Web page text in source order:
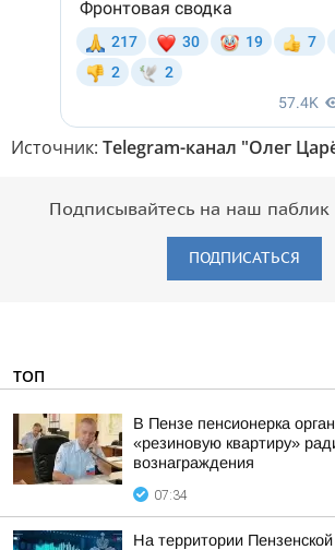
Источник: Telegram-канал "Олег
Подписывайтесь на наш паблик
ПОДПИСАТЬСЯ
ТОП
В Пензе пенсионерка
«резиновую квартиру»
вознаграждения
07:34
На территории Пензенской